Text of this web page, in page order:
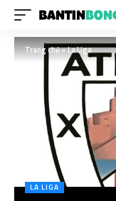
Trang chủ»La Liga
LA LIGA